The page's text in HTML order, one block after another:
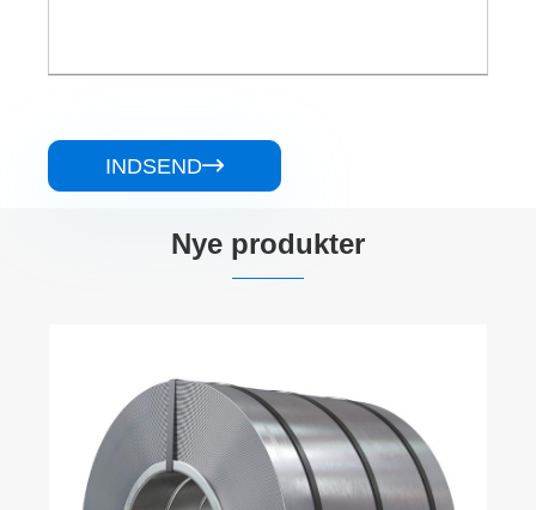
INDSEND
Nye produkter
Elektrolytisk tinplate stålplade
Se mere >>